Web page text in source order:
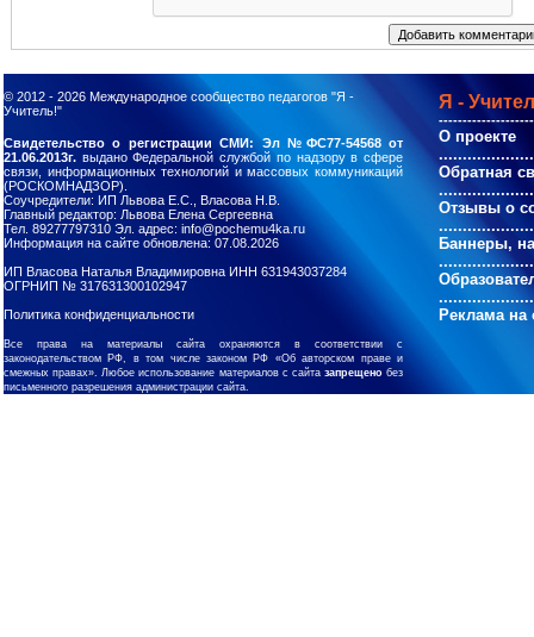
© 2012 - 2026 Международное сообщество педагогов "Я -
Учитель!"
Я -
О проекте
Обратная
Отзывы о
Баннеры,
Реклама на
Свидетельство о регистрации СМИ: Эл №ФС77-54568 от
21.06.2013г. выдано Федеральной службой по надзору в сфере
связи, информационных технологий и массовых коммуникаций
(РОСКОМНАДЗОР).
Соучредители: ИП Львова Е.С., Власова Н.В.
Главный редактор: Львова Елена Сергеевна
Тел. 89277797310 Эл. адрес: info@pochemu4ka.ru
Информация на сайте обновлена: 07.08.2026
ИП Власова Наталья Владимировна ИНН 631943037284
ОГРНИП № 317631300102947
Политика конфиденциальности
Все права на материалы сайта охраняются в соответствии с
законодательством РФ, в том числе законом РФ «Об авторском праве и
смежных правах». Любое использование материалов с сайта запрещенобез
письменного разрешения администрации сайта.